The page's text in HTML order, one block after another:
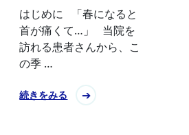
はじめに 「春になると
首が痛くて…」 当院を
訪れる患者さんから、こ
の季 …
続きをみる